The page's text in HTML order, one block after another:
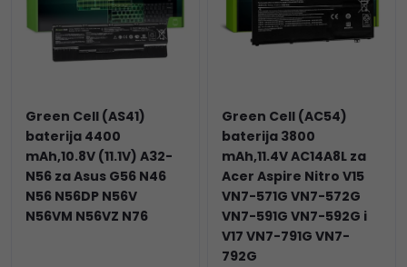
Green Cell (AS41)
baterija 4400
mAh,10.8V (11.1V) A32-
N56 za Asus G56 N46
N56 N56DP N56V
N56VM N56VZ N76
Green Cell (AC54)
baterija 3800
mAh,11.4V AC14A8L za
Acer Aspire Nitro V15
VN7-571G VN7-572G
VN7-591G VN7-592G i
V17 VN7-791G VN7-
792G